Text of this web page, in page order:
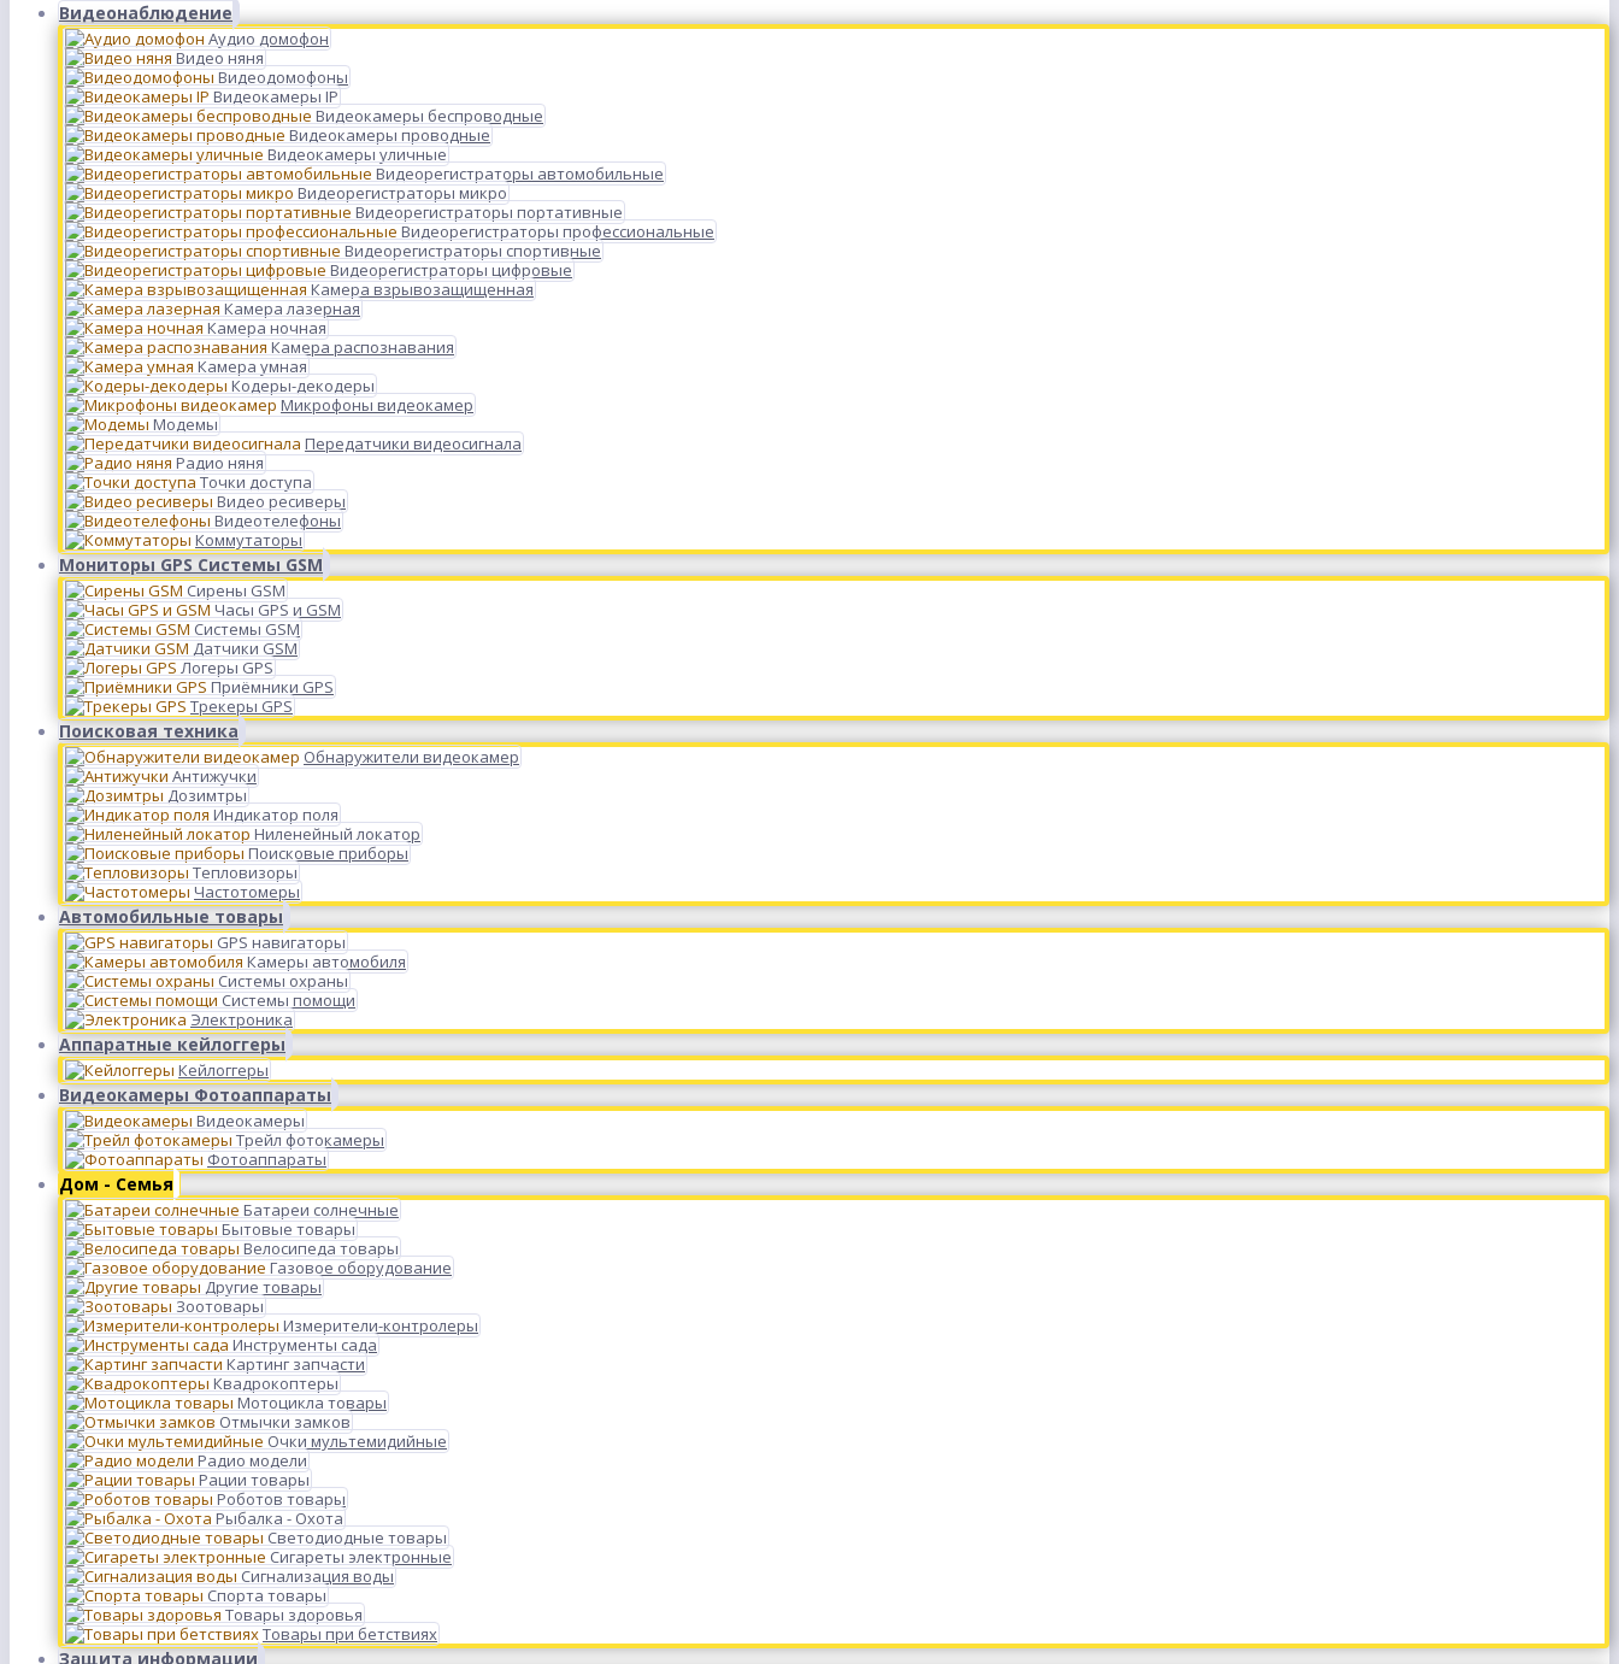
Видеонаблюдение
Аудио домофон
Видео няня
Видеодомофоны
Видеокамеры IP
Видеокамеры беспроводные
Видеокамеры проводные
Видеокамеры уличные
Видеорегистраторы автомобильные
Видеорегистраторы микро
Видеорегистраторы портативные
Видеорегистраторы профессиональные
Видеорегистраторы спортивные
Видеорегистраторы цифровые
Камера взрывозащищенная
Камера лазерная
Камера ночная
Камера распознавания
Камера умная
Кодеры-декодеры
Микрофоны видеокамер
Модемы
Передатчики видеосигнала
Радио няня
Точки доступа
Видео ресиверы
Видеотелефоны
Коммутаторы
Мониторы GPS Системы GSM
Сирены GSM
Часы GPS и GSM
Системы GSM
Датчики GSM
Логеры GPS
Приёмники GPS
Трекеры GPS
Поисковая техника
Обнаружители видеокамер
Антижучки
Дозимтры
Индикатор поля
Ниленейный локатор
Поисковые приборы
Тепловизоры
Частотомеры
Автомобильные товары
GPS навигаторы
Камеры автомобиля
Системы охраны
Системы помощи
Электроника
Аппаратные кейлоггеры
Кейлоггеры
Видеокамеры Фотоаппараты
Видеокамеры
Трейл фотокамеры
Фотоаппараты
Дом - Семья
Батареи солнечные
Бытовые товары
Велосипеда товары
Газовое оборудование
Другие товары
Зоотовары
Измерители-контролеры
Инструменты сада
Картинг запчасти
Квадрокоптеры
Мотоцикла товары
Отмычки замков
Очки мультемидийные
Радио модели
Рации товары
Роботов товары
Рыбалка - Охота
Светодиодные товары
Сигареты электронные
Сигнализация воды
Спорта товары
Товары здоровья
Товары при бетствиях
Защита информации